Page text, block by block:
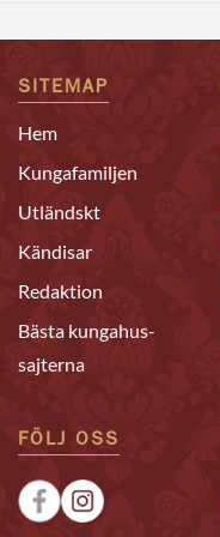
SITEMAP
Hem
Kungafamiljen
Utländskt
Kändisar
Redaktion
Bästa kungahus-
sajterna
FÖLJ OSS